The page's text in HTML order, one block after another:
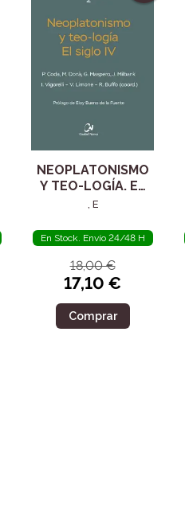
NEOPLATONISMO
Y TEO-LOGÍA. EL
SIGLO IV
, E
En Stock. Envío 24/48 H
18,00 €
17,10 €
Comprar